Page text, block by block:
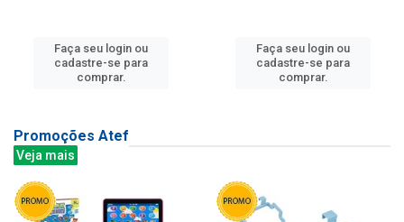
Faça seu login ou
cadastre-se para
comprar.
Faça seu login ou
cadastre-se para
comprar.
Promoções Atef
Veja mais